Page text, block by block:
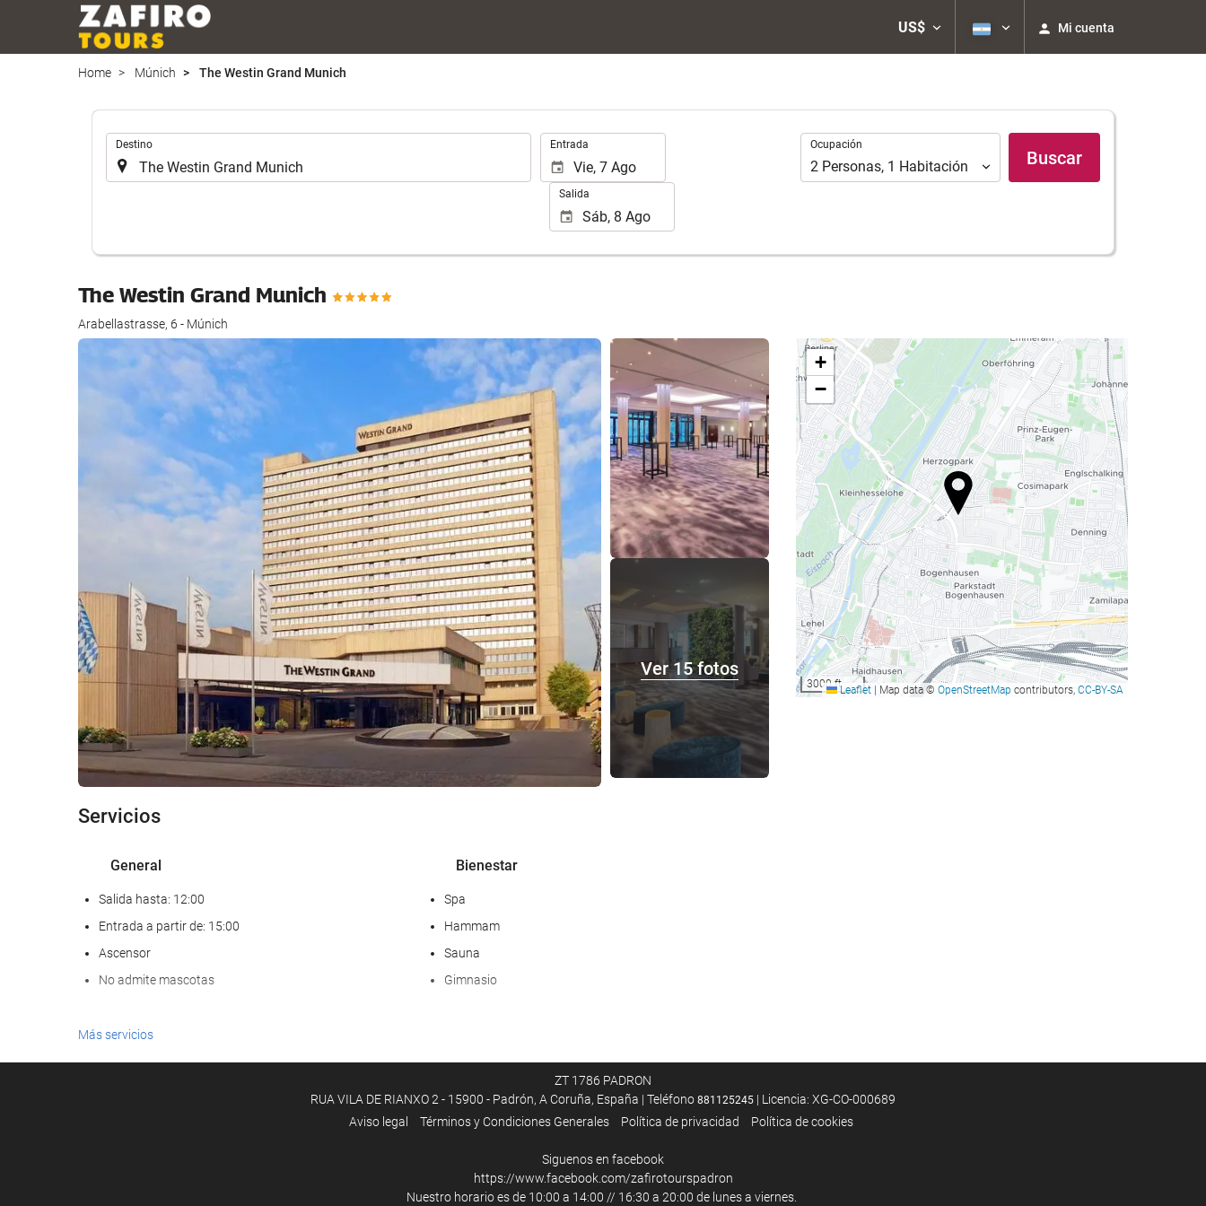
US$ Mi cuenta
Home Múnich The Westin Grand Munich
Destino Entrada
Salida
Ocupación
Ocupación
2 Personas, 1 Habitación Buscar
The Westin Grand Munich
Arabellastrasse, 6 - Múnich
Ver 15 fotos
Ver 15 fotos
Servicios
General
Salida hasta: 12:00
Entrada a partir de: 15:00
Ascensor
No admite mascotas
Bienestar
Spa
Hammam
Sauna
Gimnasio
Comida y bebida
Restaurante a la carta
Recepción 24 horas
Instalaciones de negocios
Centro de negocios
Más servicios
+
−
3000 ftLeaflet Map data © OpenStreetMap contributors, CC-BY-SA
ZT 1786 PADRON
RUA VILA DE RIANXO 2 - 15900 - Padrón, A Coruña, España | Teléfono 881125245 | Licencia: XG-CO-000689
Aviso legal
Términos y Condiciones Generales Política de privacidad Política de cookies
Siguenos en facebook
https://www.facebook.com/zafirotourspadron
Nuestro horario es de 10:00 a 14:00 // 16:30 a 20:00 de lunes a viernes.